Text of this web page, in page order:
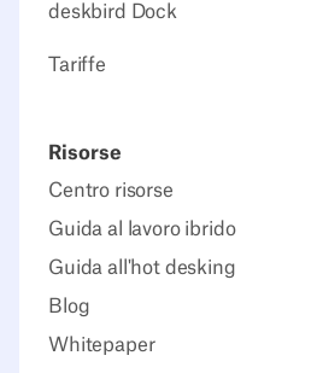
deskbird Dock
Tariffe
Risorse
Centro risorse
Guida al lavoro ibrido
Guida all'hot desking
Blog
Whitepaper